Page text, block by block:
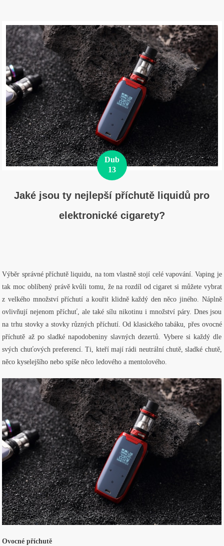
Dub
13
Jaké jsou ty nejlepší příchutě liquidů pro
elektronické cigarety?
Výběr správné příchutě liquidu, na tom vlastně stojí celé vapování. Vaping je
tak moc oblíbený právě kvůli tomu, že na rozdíl od cigaret si můžete vybrat
z velkého množství příchutí a kouřit klidně každý den něco jiného. Náplně
ovlivňují nejenom příchuť, ale také sílu nikotinu i množství páry. Dnes jsou
na trhu stovky a stovky různých příchutí. Od klasického tabáku, přes ovocné
příchutě až po sladké napodobeniny slavných dezertů. Vybere si každý dle
svých chuťových preferencí. Ti, kteří mají rádi neutrální chutě, sladké chutě,
něco kyselejšího nebo spíše něco ledového a mentolového.
Ovocné příchutě